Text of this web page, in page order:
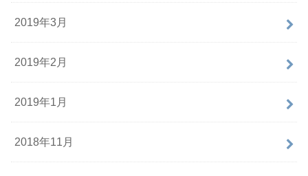
2019年3月
2019年2月
2019年1月
2018年11月